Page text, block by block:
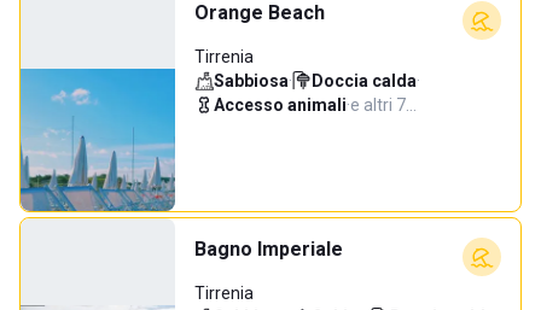
Orange Beach
Tirrenia
Sabbiosa· Doccia calda·
Accesso animali·e altri 7…
Bagno Imperiale
Tirrenia